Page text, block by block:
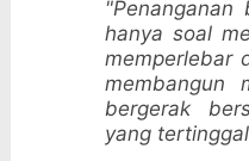
hanya soal
memperlebar
membangun
bergerak
yang